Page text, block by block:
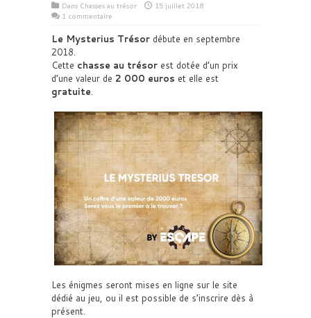
Dans Chasses au trésor
15 juillet 2018
1 commentaire
Le Mysterius Trésor débute en septembre
2018.
Cette chasse au trésor est dotée d’un prix
d’une valeur de 2 000 euros et elle est
gratuite.
Les énigmes seront mises en ligne sur le site
dédié au jeu, ou il est possible de s’inscrire dès à
présent.